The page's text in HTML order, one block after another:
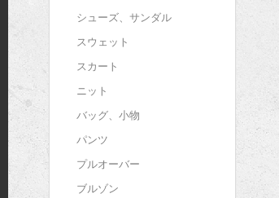
シューズ、サンダル
スウェット
スカート
ニット
バッグ、小物
パンツ
プルオーバー
ブルゾン